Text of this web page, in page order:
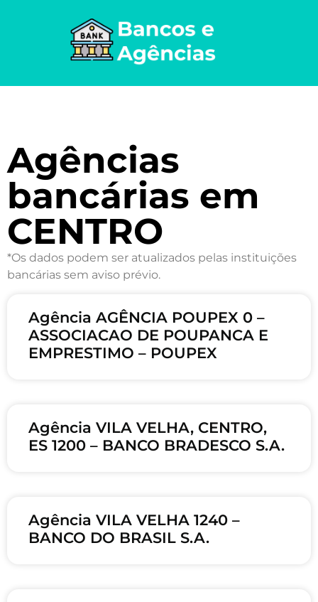
Agências
bancárias em
CENTRO
*Os dados podem ser atualizados pelas instituições
bancárias sem aviso prévio.
Agência AGÊNCIA POUPEX 0 –
ASSOCIACAO DE POUPANCA E
EMPRESTIMO – POUPEX
Agência VILA VELHA, CENTRO,
ES 1200 – BANCO BRADESCO S.A.
Agência VILA VELHA 1240 –
BANCO DO BRASIL S.A.